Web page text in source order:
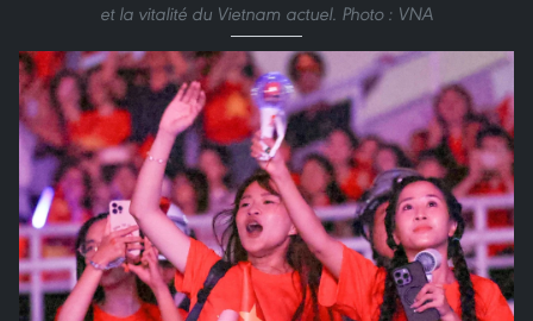
et la vitalité du Vietnam actuel. Photo : VNA